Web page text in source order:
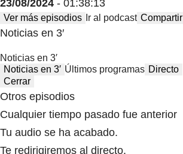
23/08/2024 - 01:38:13
Ver más episodios Ir al podcast Compartir
Noticias en 3′
Noticias en 3′
Noticias en 3′ Últimos programas Directo
Cerrar
Otros episodios
Cualquier tiempo pasado fue anterior
Tu audio se ha acabado.
Te redirigiremos al directo.